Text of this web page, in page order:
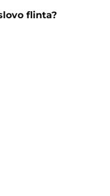
flinta?